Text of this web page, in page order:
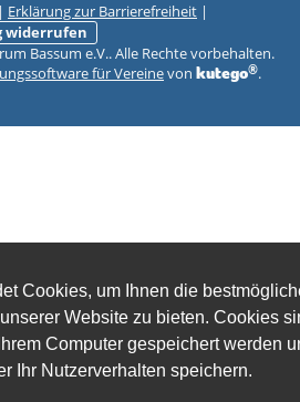
Cookies, um Ihnen die
Website zu bieten. Cookies
Computer gespeichert werden
Ihr Nutzerverhalten speichern.
| Erklärung zur Barrierefreiheit |
widerrufen
Bassum e.V.. Alle Rechte vorbehalten.
für Vereinevon kutego®.